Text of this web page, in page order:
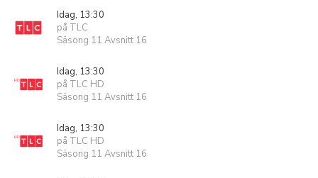
Idag, 13:30
på TLC
Säsong 11 Avsnitt 16
Idag, 13:30
på TLC HD
Säsong 11 Avsnitt 16
Idag, 13:30
på TLC HD
Säsong 11 Avsnitt 16